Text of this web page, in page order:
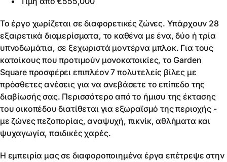
Το έργο χωρίζεται σε διαφορετικές ζώνες. Υπάρχουν 28
εξαιρετικά διαμερίσματα, το καθένα με ένα, δύο ή τρία
υπνοδωμάτια, σε ξεχωριστά μοντέρνα μπλοκ. Για τους
κατοίκους που προτιμούν μονοκατοικίες, το Garden
Square προσφέρει επιπλέον 7 πολυτελείς βίλες με
πρόσθετες ανέσεις για να ανεβάσετε το επίπεδο της
διαβίωσής σας. Περισσότερο από το ήμισυ της έκτασης
του οικοπέδου διατίθεται για εξωραϊσμό της περιοχής -
με ζώνες πεζοπορίας, αναψυχή, πικνίκ, αθλήματα και
ψυχαγωγία, παιδικές χαρές.
Η εμπειρία μας σε διαφοροποιημένα έργα επέτρεψε στην